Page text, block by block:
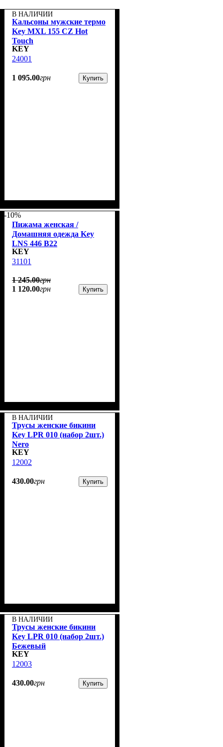
В НАЛИЧИИ
Кальсоны мужские термо
Key MXL 155 CZ Hot
Touch
KEY
24001
1 095.00грн Купить
-10%
Пижама женская /
Домашняя одежда Key
LNS 446 B22
KEY
31101
1 245.00грн
1 120.00грн Купить
В НАЛИЧИИ
Трусы женские бикини
Key LPR 010 (набор 2шт.)
Nero
KEY
12002
430.00грн Купить
В НАЛИЧИИ
Трусы женские бикини
Key LPR 010 (набор 2шт.)
Бежевый
KEY
12003
430.00грн Купить